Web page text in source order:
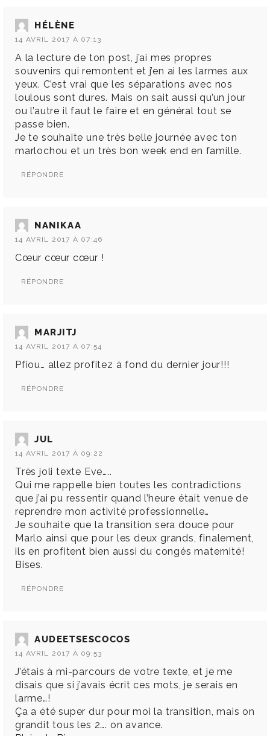
HÉLÈNE
14 AVRIL 2017 À 07:13
A la lecture de ton post, j’ai mes propres
souvenirs qui remontent et j’en ai les larmes aux
yeux. C’est vrai que les séparations avec nos
loulous sont dures. Mais on sait aussi qu’un jour
ou l’autre il faut le faire et en général tout se
passe bien.
Je te souhaite une très belle journée avec ton
marlochou et un très bon week end en famille.
RÉPONDRE
NANIKAA
14 AVRIL 2017 À 07:46
Cœur cœur cœur !
RÉPONDRE
MARJITJ
14 AVRIL 2017 À 07:54
Pfiou… allez profitez à fond du dernier jour!!!
RÉPONDRE
JUL
14 AVRIL 2017 À 09:22
Très joli texte Eve…..
Qui me rappelle bien toutes les contradictions
que j’ai pu ressentir quand l’heure était venue de
reprendre mon activité professionnelle…
Je souhaite que la transition sera douce pour
Marlo ainsi que pour les deux grands, finalement,
ils en profitent bien aussi du congés maternité!
Bises.
RÉPONDRE
AUDEETSESCOCOS
14 AVRIL 2017 À 09:53
J’étais à mi-parcours de votre texte, et je me
disais que si j’avais écrit ces mots, je serais en
larme…!
Ça a été super dur pour moi la transition, mais on
grandit tous les 2…. on avance.